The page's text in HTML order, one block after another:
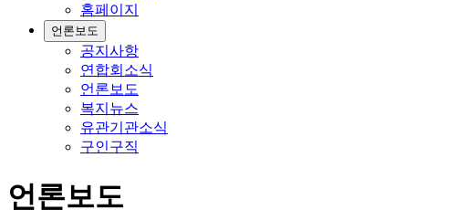
홈페이지
언론보도
공지사항
연합회소식
언론보도
복지뉴스
유관기관소식
구인구직
언론보도